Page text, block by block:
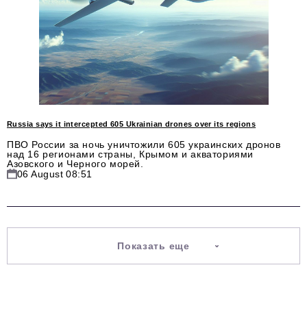
Russia says it intercepted 605 Ukrainian drones over its regions
ПВО России за ночь уничтожили 605 украинских дронов
над 16 регионами страны, Крымом и акваториями
Азовского и Черного морей.
06 August 08:51
Показать еще